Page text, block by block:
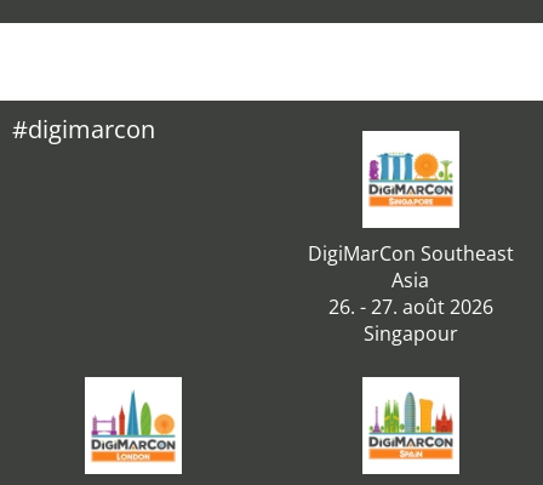
#digimarcon
DigiMarCon Southeast
Asia
26. - 27. août 2026
Singapour